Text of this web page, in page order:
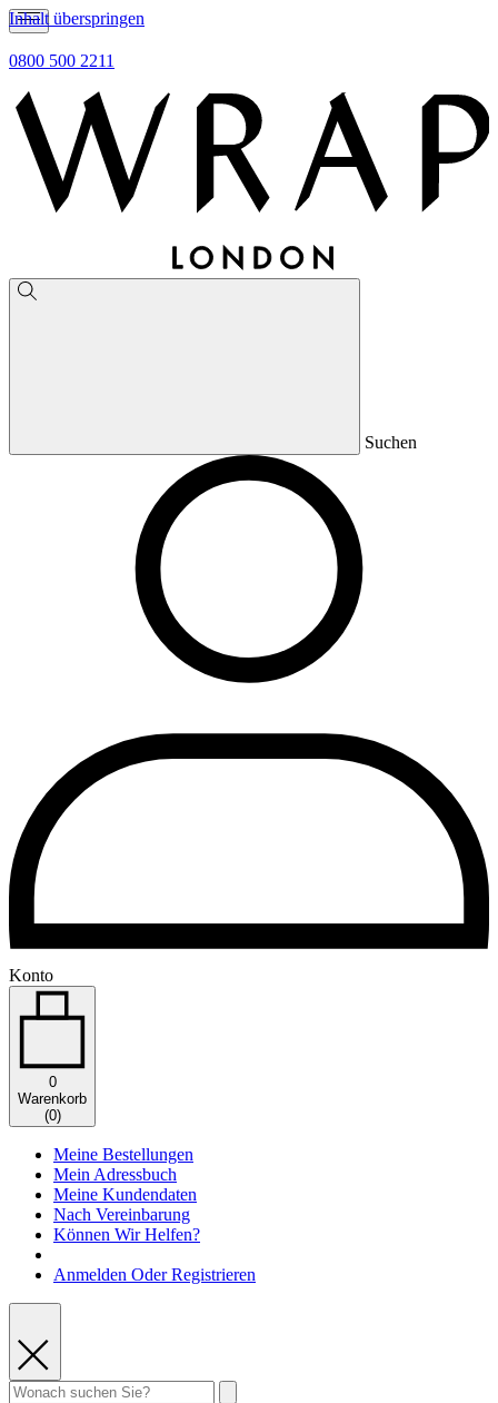
Inhalt überspringen
0800 500 2211
Suchen
Konto
0
Warenkorb
(0)
Meine Bestellungen
Mein Adressbuch
Meine Kundendaten
Nach Vereinbarung
Können Wir Helfen?
Anmelden Oder Registrieren